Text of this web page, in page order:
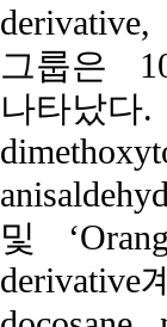
그룹은
나타났
및
derivative